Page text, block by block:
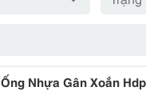
Ống Nhựa Gân Xoắn